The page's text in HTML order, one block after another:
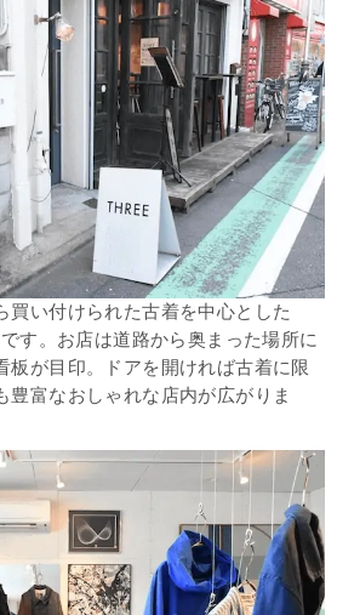
買い付けられた古着を中心とした
です。お店は道路から奥まった場所に
板が目印。ドアを開ければ古着に限
豊富なおしゃれな店内が広がりま